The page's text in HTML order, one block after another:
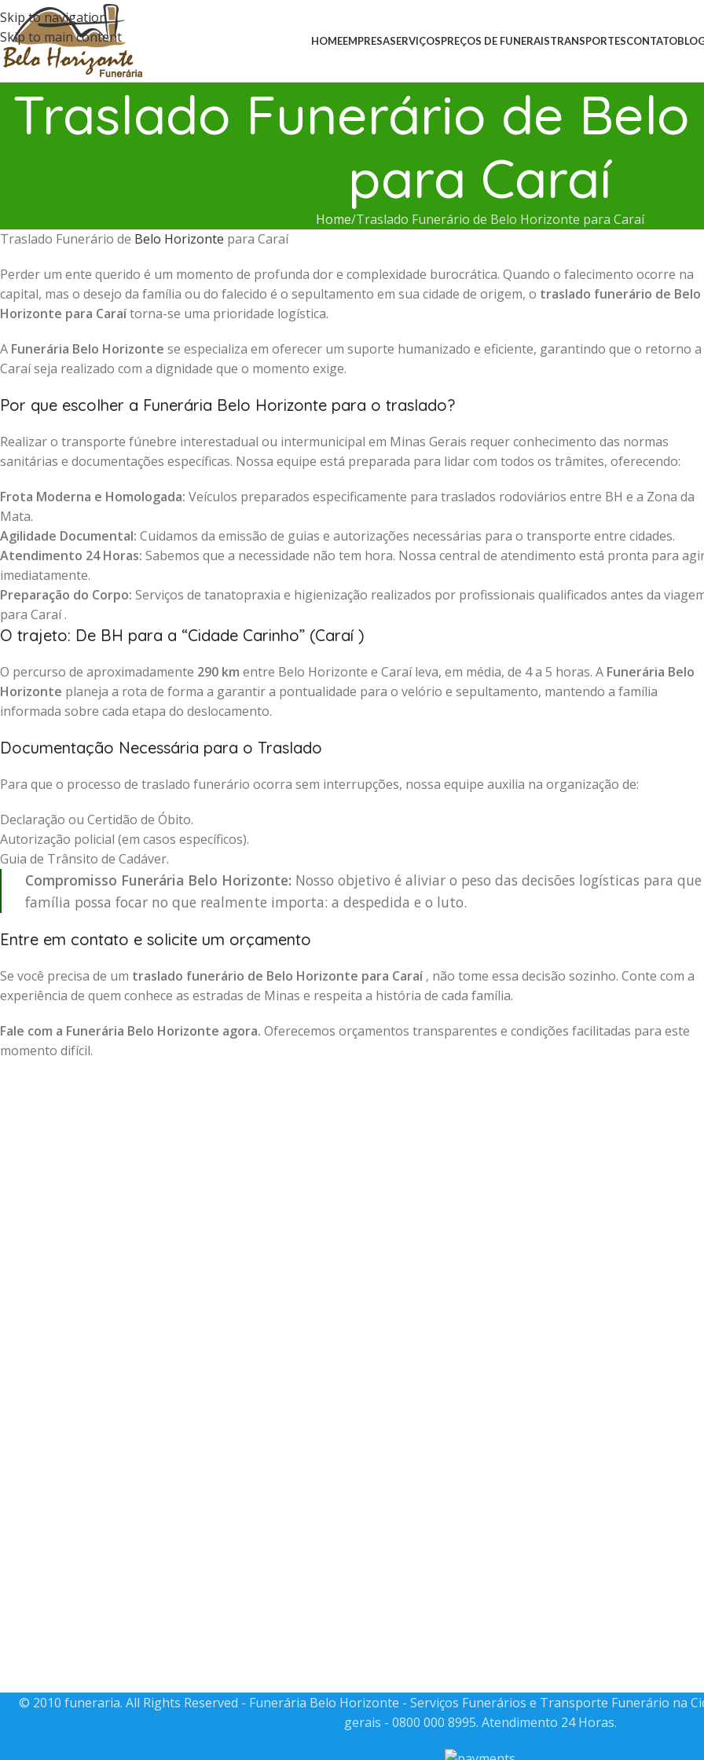
Skip to navigation
Skip to main content
HOMEEMPRESASERVIÇOSPREÇOS DE FUNERAISTRANSPORTESCONTATO
Traslado Funerário de
para Caraí
Home Traslado Funerário de Belo Horizonte para Caraí
Traslado Funerário de Belo Horizonte para Caraí
Perder um ente querido é um momento de profunda dor e complexidade burocrática. Quando o falecimento ocorre na
capital, mas o desejo da família ou do falecido é o sepultamento em sua cidade de origem, o traslado funerário de Belo
Horizonte para Caraítorna-se uma prioridade logística.
A Funerária Belo Horizonte se especializa em oferecer um suporte humanizado e eficiente, garantindo que o retorno a
Caraí seja realizado com a dignidade que o momento exige.
Por que escolher a Funerária Belo Horizonte para o traslado?
Realizar o transporte fúnebre interestadual ou intermunicipal em Minas Gerais requer conhecimento das normas
sanitárias e documentações específicas. Nossa equipe está preparada para lidar com todos os trâmites, oferecendo:
Frota Moderna e Homologada: Veículos preparados especificamente para traslados rodoviários entre BH e a Zona da
Mata.
Agilidade Documental: Cuidamos da emissão de guias e autorizações necessárias para o transporte entre cidades.
Atendimento 24 Horas: Sabemos que a necessidade não tem hora. Nossa central de atendimento está pronta para
imediatamente.
Preparação do Corpo: Serviços de tanatopraxia e higienização realizados por profissionais qualificados antes da
para Caraí .
O trajeto: De BH para a “Cidade Carinho” (Caraí )
O percurso de aproximadamente 290 km entre Belo Horizonte e Caraí leva, em média, de 4 a 5 horas. A Funerária Belo
Horizonte planeja a rota de forma a garantir a pontualidade para o velório e sepultamento, mantendo a família
informada sobre cada etapa do deslocamento.
Documentação Necessária para o Traslado
Para que o processo de traslado funerário ocorra sem interrupções, nossa equipe auxilia na organização de:
Declaração ou Certidão de Óbito.
Autorização policial (em casos específicos).
Guia de Trânsito de Cadáver.
Compromisso Funerária Belo Horizonte: Nosso objetivo é aliviar o peso das decisões logísticas para
família possa focar no que realmente importa: a despedida e o luto.
Entre em contato e solicite um orçamento
Se você precisa de um traslado funerário de Belo Horizonte para Caraí, não tome essa decisão sozinho. Conte com a
experiência de quem conhece as estradas de Minas e respeita a história de cada família.
Fale com a Funerária Belo Horizonte agora. Oferecemos orçamentos transparentes e condições facilitadas para este
momento difícil.
© 2010 funeraria. All Rights Reserved - Funerária Belo Horizonte - Serviços Funerários e Transporte Funerário na
gerais - 0800 000 8995. Atendimento 24 Horas.